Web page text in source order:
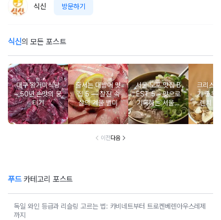
식신 방문하기
식신의 모든 포스트
대구 왕거미식당
– 50년 손맛의 뭉
티기
줄서는 대방어 맛
집 5 ― 찰진 속
살의 겨울 별미
서울 노포 맛집 B
EST 5 – 맛으로
기록하는 서울의
시간
크리스
기 좋은
렌치
이전다음
푸드카테고리 포스트
독일 와인 등급과 리슬링 고르는 법: 카비네트부터 트로켄베렌아우스레제
까지